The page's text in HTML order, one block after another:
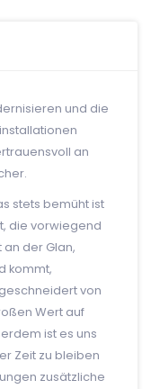
und die
an
stets bemüht ist
die vorwiegend
an der Glan,
kommt,
von
Wert auf
ist es uns
Zeit zu bleiben
zusätzliche